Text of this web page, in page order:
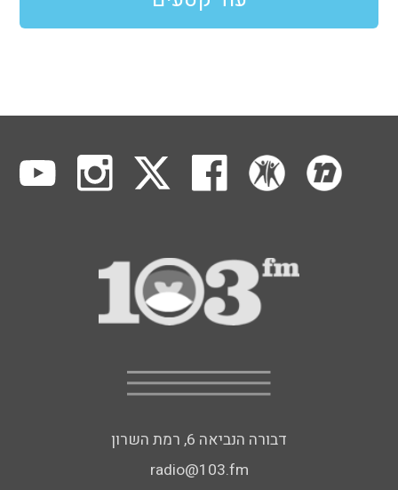
דבורה הנביאה 6, רמת השרון
radio@103.fm